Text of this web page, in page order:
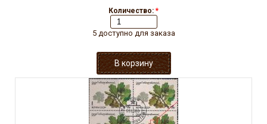
Количество: *
5 доступно для заказа